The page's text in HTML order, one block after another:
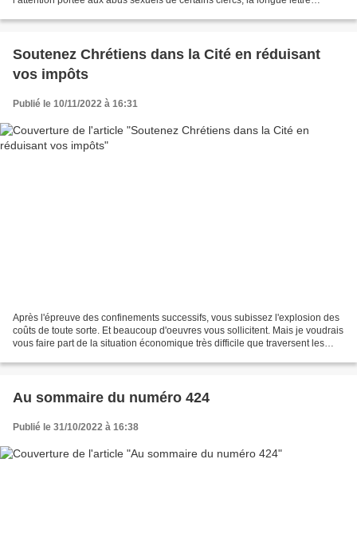
Soutenez Chrétiens dans la Cité en réduisant
vos impôts
Publié le 10/11/2022 à 16:31
Après l'épreuve des confinements successifs, vous subissez l'explosion des
coûts de toute sorte. Et beaucoup d'oeuvres vous sollicitent. Mais je voudrais
vous faire part de la situation économique très difficile que traversent les
Au sommaire du numéro 424
Publié le 31/10/2022 à 16:38